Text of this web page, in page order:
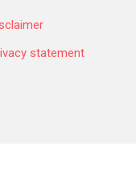
statement